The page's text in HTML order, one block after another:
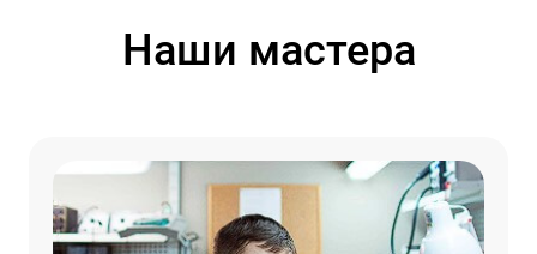
Наши мастера